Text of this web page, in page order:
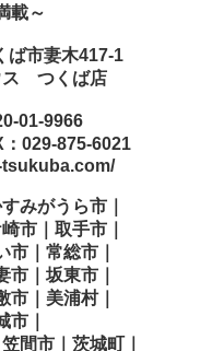
載～
市妻木417-1
ス つくば店
01-9966
029-875-6021
みがうら市｜
市｜取手市｜
市｜常総市｜
市｜坂東市｜
市｜美浦村｜
市｜
間市｜茨城町｜